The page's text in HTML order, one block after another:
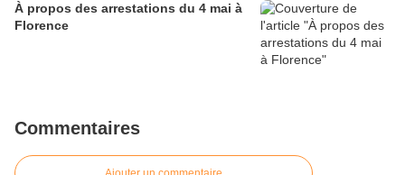
À propos des arrestations du 4 mai à
Florence
Commentaires